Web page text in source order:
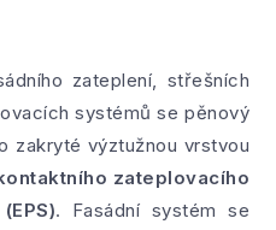
zateplení, střešních
systémů se pěnový
zakryté výztužnou vrstvou
zateplovacího
. Fasádní systém se